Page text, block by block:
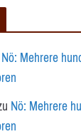
Nö: Mehrere
Nö: Mehrere